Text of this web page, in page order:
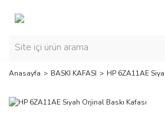
Anasayfa BASKI KAFASI HP 6ZA11AE